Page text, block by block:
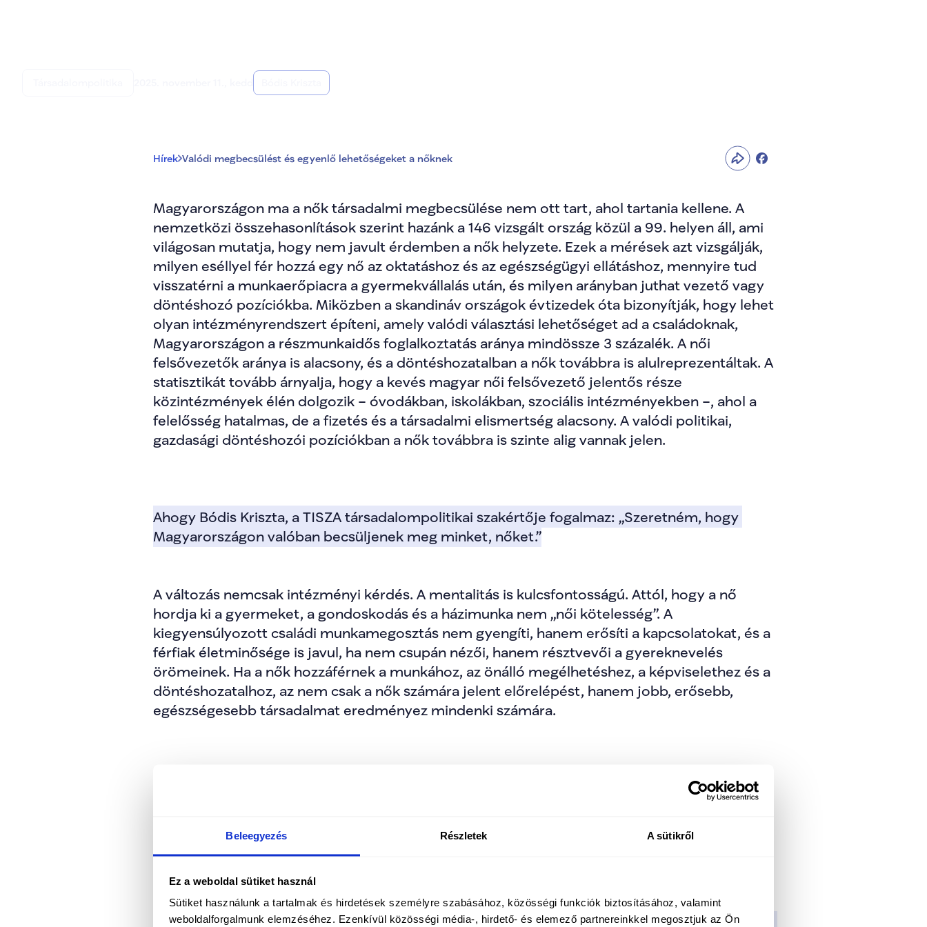
Beleegyezés Részletek A sütikről
Ez a weboldal sütiket használ
Sütiket használunk a tartalmak és hirdetések személyre szabásához, közösségi funkciók biztosításához, valamint
weboldalforgalmunk elemzéséhez. Ezenkívül közösségi média-, hirdető- és elemező partnereinkkel megosztjuk az Ön
Hírek Valódi megbecsülést és egyenlő lehetőségeket a nőknek
Magyarországon ma a nők társadalmi megbecsülése nem ott tart, ahol tartania kellene. A
nemzetközi összehasonlítások szerint hazánk a 146 vizsgált ország közül a 99. helyen áll, ami
világosan mutatja, hogy nem javult érdemben a nők helyzete. Ezek a mérések azt vizsgálják,
milyen eséllyel fér hozzá egy nő az oktatáshoz és az egészségügyi ellátáshoz, mennyire tud
visszatérni a munkaerőpiacra a gyermekvállalás után, és milyen arányban juthat vezető vagy
döntéshozó pozíciókba. Miközben a skandináv országok évtizedek óta bizonyítják, hogy lehet
olyan intézményrendszert építeni, amely valódi választási lehetőséget ad a családoknak,
Magyarországon a részmunkaidős foglalkoztatás aránya mindössze 3 százalék. A női
felsővezetők aránya is alacsony, és a döntéshozatalban a nők továbbra is alulreprezentáltak. A
statisztikát tovább árnyalja, hogy a kevés magyar női felsővezető jelentős része
közintézmények élén dolgozik – óvodákban, iskolákban, szociális intézményekben –, ahol a
felelősség hatalmas, de a fizetés és a társadalmi elismertség alacsony. A valódi politikai,
gazdasági döntéshozói pozíciókban a nők továbbra is szinte alig vannak jelen.
Ahogy Bódis Kriszta, a TISZA társadalompolitikai szakértője fogalmaz: „Szeretném, hogy
Magyarországon valóban becsüljenek meg minket, nőket.”
A változás nemcsak intézményi kérdés. A mentalitás is kulcsfontosságú. Attól, hogy a nő
hordja ki a gyermeket, a gondoskodás és a házimunka nem „női kötelesség”. A
kiegyensúlyozott családi munkamegosztás nem gyengíti, hanem erősíti a kapcsolatokat, és a
férfiak életminősége is javul, ha nem csupán nézői, hanem résztvevői a gyereknevelés
örömeinek. Ha a nők hozzáférnek a munkához, az önálló megélhetéshez, a képviselethez és a
döntéshozatalhoz, az nem csak a nők számára jelent előrelépést, hanem jobb, erősebb,
egészségesebb társadalmat eredményez mindenki számára.
A TISZA számára a nők szerepe és hangja nem kiegészítő elem, hanem alap. A TISZA
közösségében számos nő vállal vezető szerepet – az Európai Parlamentben, a budapesti
nők tapasztalata, szemlélete és értékrendje formálja a közéletet, mert egy igazságosabb,
“Egyre többen vagyunk, akik nem fogadjuk el, hogy a nőknek kevesebb lehetőség jusson. Egy